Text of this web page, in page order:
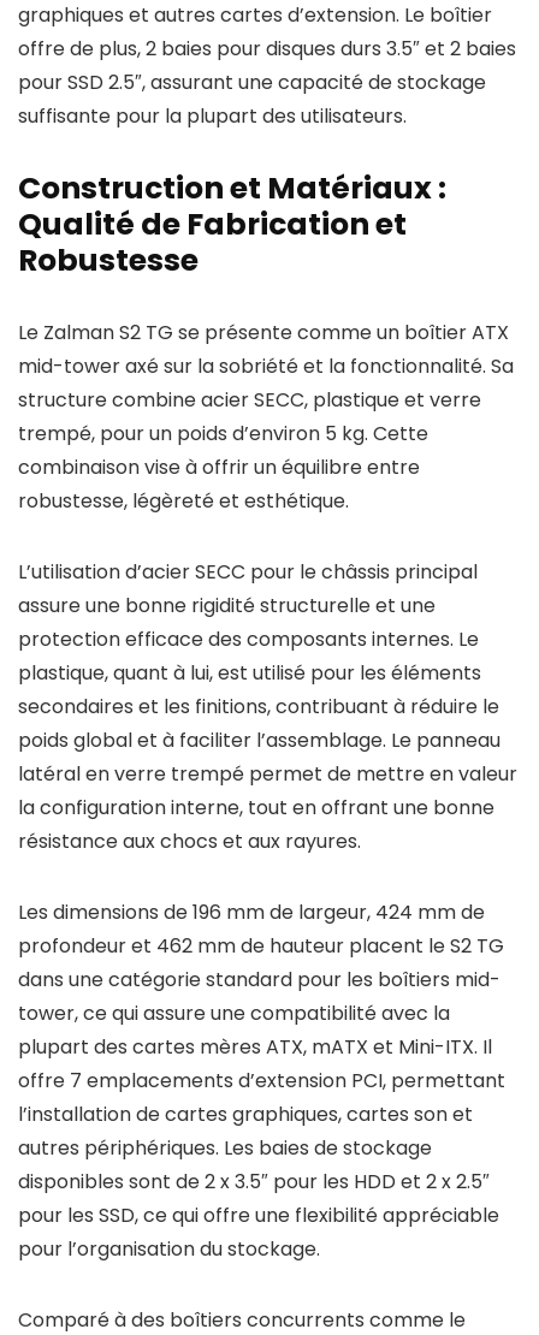
graphiques et autres cartes d’extension. Le boîtier
offre de plus, 2 baies pour disques durs 3.5″ et 2 baies
pour SSD 2.5″, assurant une capacité de stockage
suffisante pour la plupart des utilisateurs.
Construction et Matériaux :
Qualité de Fabrication et
Robustesse
Le Zalman S2 TG se présente comme un boîtier ATX
mid-tower axé sur la sobriété et la fonctionnalité. Sa
structure combine acier SECC, plastique et verre
trempé, pour un poids d’environ 5 kg. Cette
combinaison vise à offrir un équilibre entre
robustesse, légèreté et esthétique.
L’utilisation d’acier SECC pour le châssis principal
assure une bonne rigidité structurelle et une
protection efficace des composants internes. Le
plastique, quant à lui, est utilisé pour les éléments
secondaires et les finitions, contribuant à réduire le
poids global et à faciliter l’assemblage. Le panneau
latéral en verre trempé permet de mettre en valeur
la configuration interne, tout en offrant une bonne
résistance aux chocs et aux rayures.
Les dimensions de 196 mm de largeur, 424 mm de
profondeur et 462 mm de hauteur placent le S2 TG
dans une catégorie standard pour les boîtiers mid-
tower, ce qui assure une compatibilité avec la
plupart des cartes mères ATX, mATX et Mini-ITX. Il
offre 7 emplacements d’extension PCI, permettant
l’installation de cartes graphiques, cartes son et
autres périphériques. Les baies de stockage
disponibles sont de 2 x 3.5″ pour les HDD et 2 x 2.5″
pour les SSD, ce qui offre une flexibilité appréciable
pour l’organisation du stockage.
Comparé à des boîtiers concurrents comme le